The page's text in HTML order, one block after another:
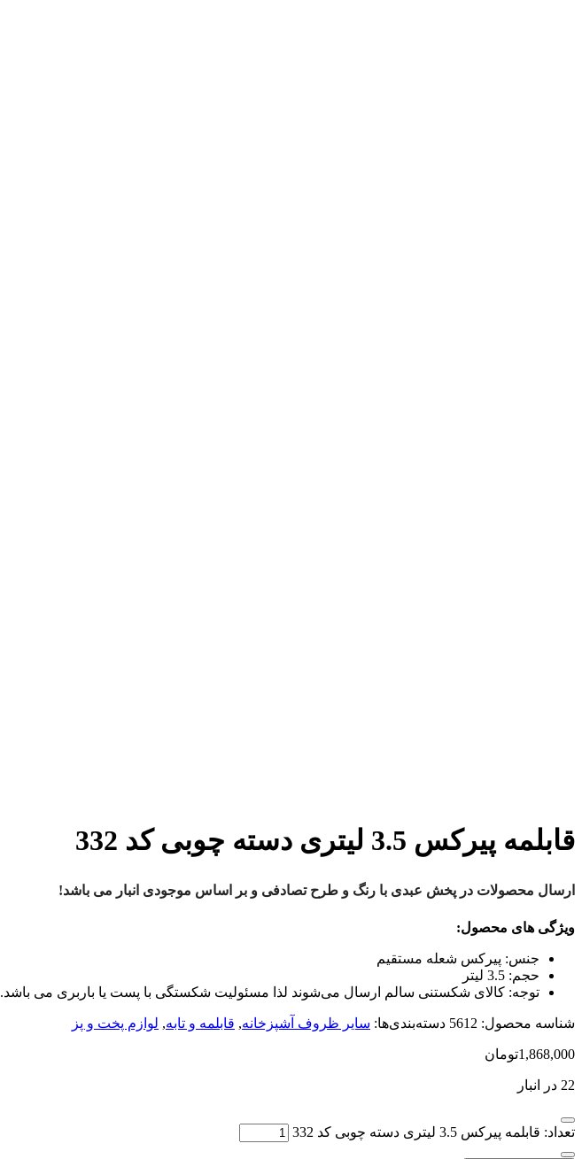
قابلمه پیرکس 3.5 لیتری دسته چوبی کد 332
ارسال محصولات در پخش عبدی با رنگ و طرح تصادفی و بر اساس موجودی انبار می باشد!
ویژگی های محصول:
جنس: پیرکس شعله مستقیم
حجم: 3.5 لیتر
توجه: کالای شکستنی سالم ارسال می‌شوند لذا مسئولیت شکستگی با پست یا باربری می باشد.
شناسه محصول: 5612 دسته‌بندی‌ها: سایر ظروف آشپزخانه, قابلمه و تابه, لوازم پخت و پز
1,868,000تومان
22 در انبار
تعداد: قابلمه پیرکس 3.5 لیتری دسته چوبی کد 332